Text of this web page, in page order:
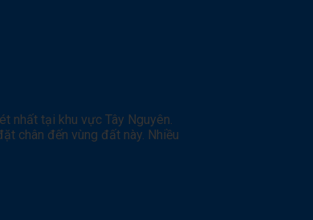
nhất tại khu vực Tây Nguyên.
chân đến vùng đất này. Nhiều